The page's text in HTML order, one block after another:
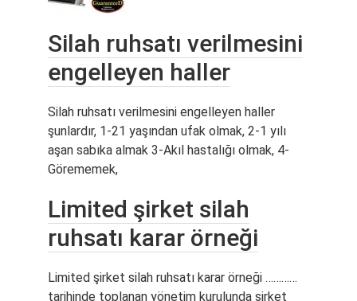
Silah ruhsatı verilmesini
engelleyen haller
Silah ruhsatı verilmesini engelleyen haller
şunlardır, 1-21 yaşından ufak olmak, 2-1 yılı
aşan sabıka almak 3-Akıl hastalığı olmak, 4-
Görememek,
Limited şirket silah
ruhsatı karar örneği
Limited şirket silah ruhsatı karar örneği …………
tarihinde toplanan yönetim kurulunda şirket